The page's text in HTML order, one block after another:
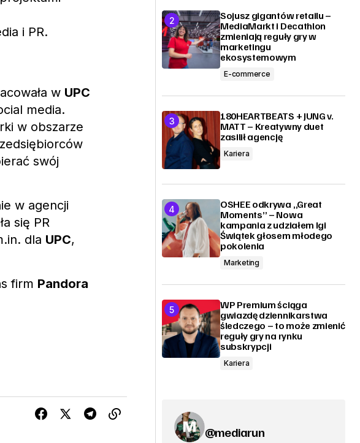
i PR.
w UPC
media.
w obszarze
swój
w agencji
się PR
dla UPC,
firm Pandora
Sojusz gigantów retailu –
MediaMarkt i Decathlon
zmieniają reguły gry w
marketingu
ekosystemowym
E-commerce
180HEARTBEATS + JUNG v.
MATT – Kreatywny duet
zasilił agencję
Kariera
OSHEE odkrywa „Great
Moments” – Nowa
kampania z udziałem Igi
Świątek głosem młodego
pokolenia
Marketing
WP Premium ściąga
gwiazdę dziennikarstwa
śledczego – to może zmienić
reguły gry na rynku
subskrypcji
Kariera
@mediarun